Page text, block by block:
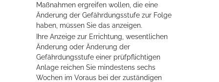
Die Stadthalle Hockenheim bietet den perfekten Standort für Events
mehr dazu...
Maßnahmen ergreifen wollen, die eine
Änderung der Gefährdungsstufe zur Folge
haben, müssen Sie das anzeigen.
Ihre Anzeige zur Errichtung, wesentlichen
Änderung oder Änderung der
Gefährdungsstufe einer prüfpflichtigen
Anlage reichen Sie mindestens sechs
Wochen im Voraus bei der zuständigen